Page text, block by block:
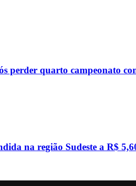
perder quarto campeonato
na região Sudeste a R$